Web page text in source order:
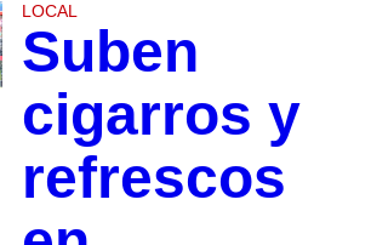
LOCAL
Suben
cigarros y
refrescos